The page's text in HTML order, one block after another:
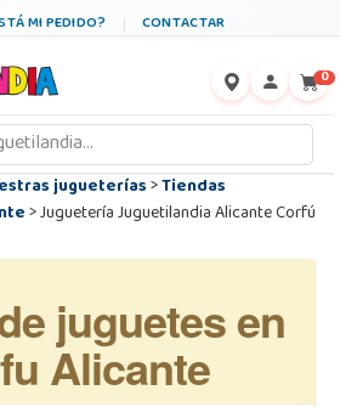
MI PEDIDO? CONTACTAR
0
jugueterías>Tiendas
> Juguetería Juguetilandia Alicante Corfú
juguetes en
Alicante